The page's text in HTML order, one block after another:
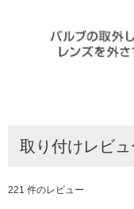
取り付けレビュ
221 件のレビュー